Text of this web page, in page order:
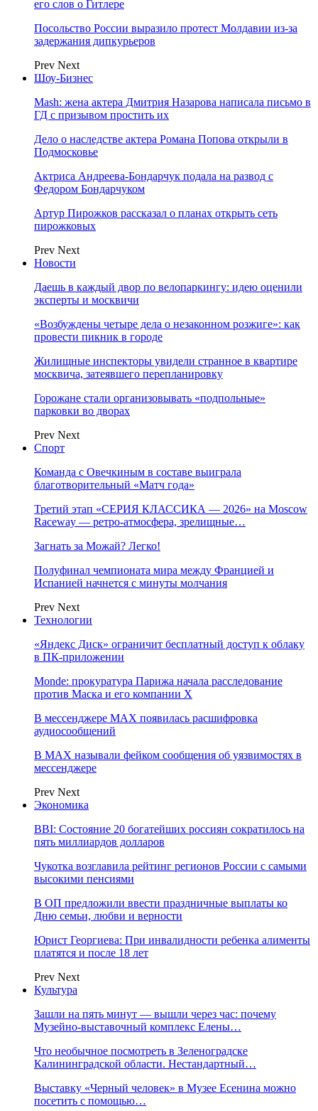
его слов о Гитлере
Посольство России выразило протест Молдавии из-за
задержания дипкурьеров
Prev Next
Шоу-Бизнес
Mash: жена актера Дмитрия Назарова написала письмо в
ГД с призывом простить их
Дело о наследстве актера Романа Попова открыли в
Подмосковье
Актриса Андреева-Бондарчук подала на развод с
Федором Бондарчуком
Артур Пирожков рассказал о планах открыть сеть
пирожковых
Prev Next
Новости
Даешь в каждый двор по велопаркингу: идею оценили
эксперты и москвичи
«Возбуждены четыре дела о незаконном розжиге»: как
провести пикник в городе
Жилищные инспекторы увидели странное в квартире
москвича, затеявшего перепланировку
Горожане стали организовывать «подпольные»
парковки во дворах
Prev Next
Спорт
Команда с Овечкиным в составе выиграла
благотворительный «Матч года»
Третий этап «СЕРИЯ КЛАССИКА — 2026» на Moscow
Raceway — ретро‑атмосфера, зрелищные…
Загнать за Можай? Легко!
Полуфинал чемпионата мира между Францией и
Испанией начнется с минуты молчания
Prev Next
Технологии
«Яндекс Диск» ограничит бесплатный доступ к облаку
в ПК-приложении
Monde: прокуратура Парижа начала расследование
против Маска и его компании X
В мессенджере MAX появилась расшифровка
аудиосообщений
В МAX называли фейком сообщения об уязвимостях в
мессенджере
Prev Next
Экономика
BBI: Состояние 20 богатейших россиян сократилось на
пять миллиардов долларов
Чукотка возглавила рейтинг регионов России с самыми
высокими пенсиями
В ОП предложили ввести праздничные выплаты ко
Дню семьи, любви и верности
Юрист Георгиева: При инвалидности ребенка алименты
платятся и после 18 лет
Prev Next
Культура
Зашли на пять минут — вышли через час: почему
Музейно-выставочный комплекс Елены…
Что необычное посмотреть в Зеленоградске
Калининградской области. Нестандартный…
Выставку «Черный человек» в Музее Есенина можно
посетить с помощью…